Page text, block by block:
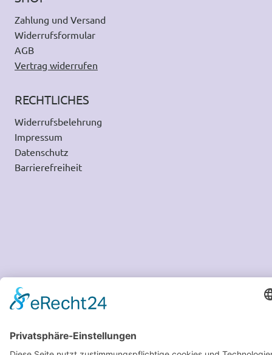
Zahlung und Versand
Widerrufsformular
AGB
Vertrag widerrufen
RECHTLICHES
Widerrufsbelehrung
Impressum
Datenschutz
Barrierefreiheit